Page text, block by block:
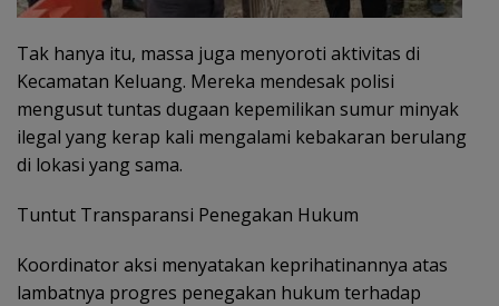
Tak hanya itu, massa juga menyoroti aktivitas di
Kecamatan Keluang. Mereka mendesak polisi
mengusut tuntas dugaan kepemilikan sumur minyak
ilegal yang kerap kali mengalami kebakaran berulang
di lokasi yang sama.
Tuntut Transparansi Penegakan Hukum
Koordinator aksi menyatakan keprihatinannya atas
lambatnya progres penegakan hukum terhadap